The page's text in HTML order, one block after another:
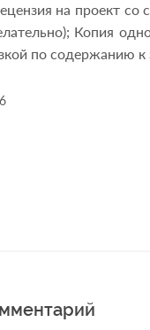
на проект со
Копия
по содержанию к
6